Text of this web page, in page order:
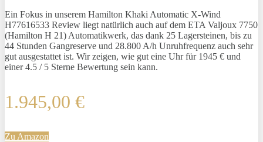
Ein Fokus in unserem Hamilton Khaki Automatic X-Wind
H77616533 Review liegt natürlich auch auf dem ETA Valjoux 7750
(Hamilton H 21) Automatikwerk, das dank 25 Lagersteinen, bis zu
44 Stunden Gangreserve und 28.800 A/h Unruhfrequenz auch sehr
gut ausgestattet ist. Wir zeigen, wie gut eine Uhr für 1945 € und
einer 4.5 / 5 Sterne Bewertung sein kann.
1.945,00 €
Zu Amazon